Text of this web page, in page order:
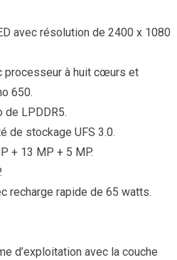
avec résolution de 2400 x 1080
processeur à huit cœurs et
650.
de LPDDR5.
de stockage UFS 3.0.
+ 13 MP + 5 MP.
recharge rapide de 65 watts.
d’exploitation avec la couche